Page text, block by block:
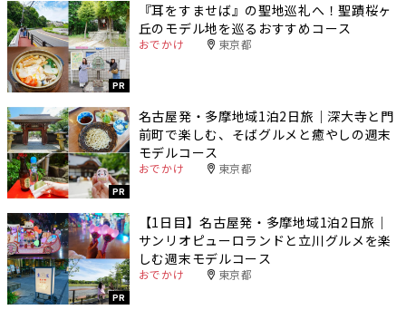
PR
『耳をすませば』の聖地巡礼へ！聖蹟桜ヶ
丘のモデル地を巡るおすすめコース
おでかけ 東京都
PR
名古屋発・多摩地域1泊2日旅｜深大寺と門
前町で楽しむ、そばグルメと癒やしの週末
モデルコース
おでかけ 東京都
PR
【1日目】名古屋発・多摩地域1泊2日旅｜
サンリオピューロランドと立川グルメを楽
しむ週末モデルコース
おでかけ 東京都